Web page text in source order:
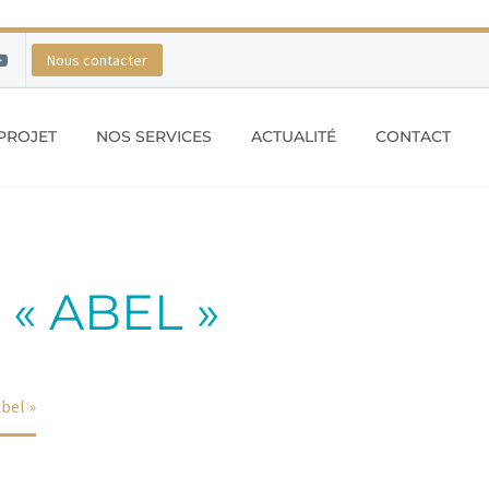
Nous contacter
NOS SERVICES ACTUALITÉ CONTACT
ABEL »
»